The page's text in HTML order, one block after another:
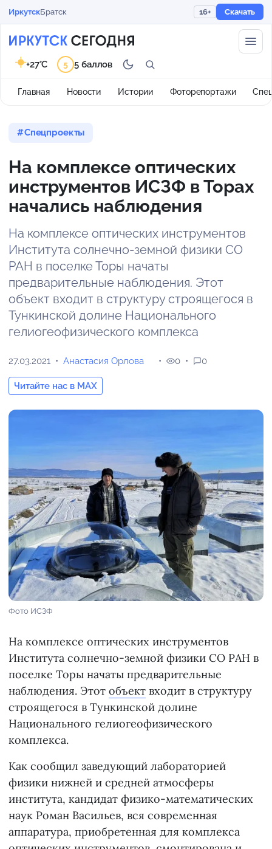
ИркутскБратск 16+ Скачать
Главная Новости Истории Фоторепортажи
+27°C 5 5 баллов
Спецпроекты
На комплексе оптических
инструментов ИСЗФ в Торах
начались наблюдения
На комплексе оптических инструментов
Института солнечно-земной физики СО
РАН в поселке Торы начаты
предварительные наблюдения. Этот
объект входит в структуру строящегося в
Тункинской долине Национального
гелиогеофизического комплекса
27.03.2021 Анастасия Орлова
Читайте нас в MAX
0 0
Фото ИСЗФ
На комплексе оптических инструментов
Института солнечно-земной физики СО РАН в
поселке Торы начаты предварительные
наблюдения. Этот объект входит в структуру
строящегося в Тункинской долине
Национального гелиогеофизического
комплекса.
Как сообщил заведующий лабораторией
физики нижней и средней атмосферы
института, кандидат физико-математических
наук Роман Васильев, вся современная
аппаратура, приобретенная для комплекса